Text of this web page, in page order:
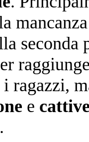
seconda
e